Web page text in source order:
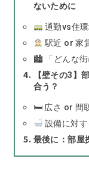
ないために
通勤vs住
駅近 or 家
🏙 「どんな街
【壁その3】
合う？
🛏 広さ or 間
設備に対
最後に：部屋